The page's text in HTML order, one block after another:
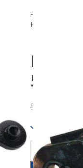
Početna
Hidraulična
511,75